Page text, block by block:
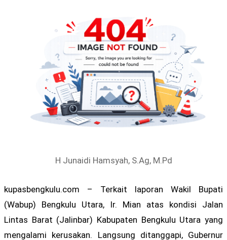
H Junaidi Hamsyah, S.Ag, M.Pd
kupasbengkulu.com – Terkait laporan Wakil Bupati
(Wabup) Bengkulu Utara, Ir. Mian atas kondisi Jalan
Lintas Barat (Jalinbar) Kabupaten Bengkulu Utara yang
mengalami kerusakan. Langsung ditanggapi, Gubernur